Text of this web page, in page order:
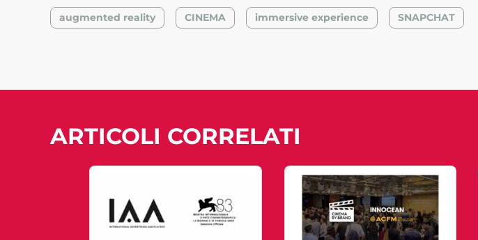
augmented reality CINEMA immersive experience SNAPCHAT
ARTICOLI CORRELATI